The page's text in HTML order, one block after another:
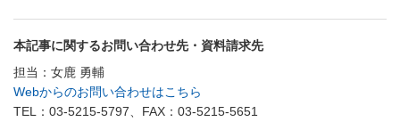
本記事に関するお問い合わせ先・資料請求先
担当：女鹿 勇輔
Webからのお問い合わせはこちら
TEL：03-5215-5797、FAX：03-5215-5651